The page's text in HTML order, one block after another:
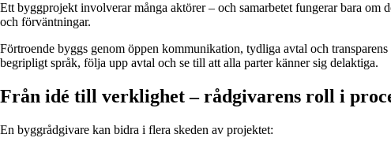
Ett byggprojekt involverar många aktörer – och samarbetet fungerar bara om
och förväntningar.
Förtroende byggs genom öppen kommunikation, tydliga avtal och
begripligt språk, följa upp avtal och se till att alla parter känner sig delaktiga.
Från idé till verklighet – rådgivarens roll i
En byggrådgivare kan bidra i flera skeden av projektet: